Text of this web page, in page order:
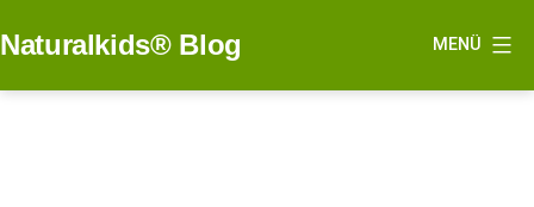
Inhalt
Naturalkids® Blog MENÜ